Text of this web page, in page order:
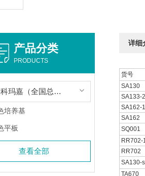
产品分类
PRODUCTS
法国科玛嘉（全国总代理）
培养基
平板
查看全部
详细
货号
SA130
SA133-
SA162-1
SA162
SQ001
RR702-
RR702
SA130-s
TA670